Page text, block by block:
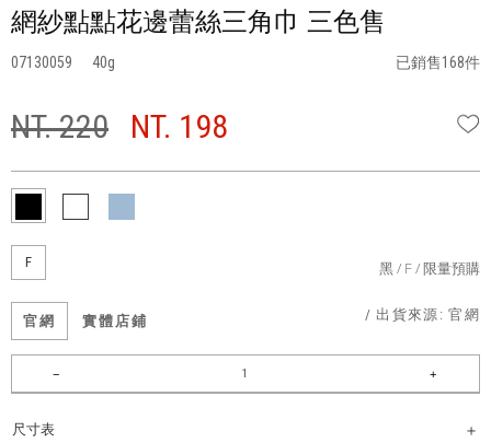
網紗點點花邊蕾絲三角巾 三色售
07130059 40 已銷售168件
NT. 220 NT. 198
F 黑 F 限量預購
官網 實體店鋪 / 出貨來源:官網
尺寸表